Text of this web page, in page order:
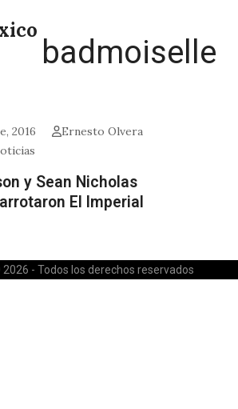
badmoiselle
2016
Ernesto Olvera
y Sean Nicholas
El Imperial
2026 - Todos los derechos reservados